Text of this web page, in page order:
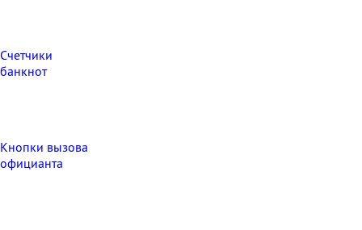
Счетчики
банкнот
Кнопки вызова
официанта